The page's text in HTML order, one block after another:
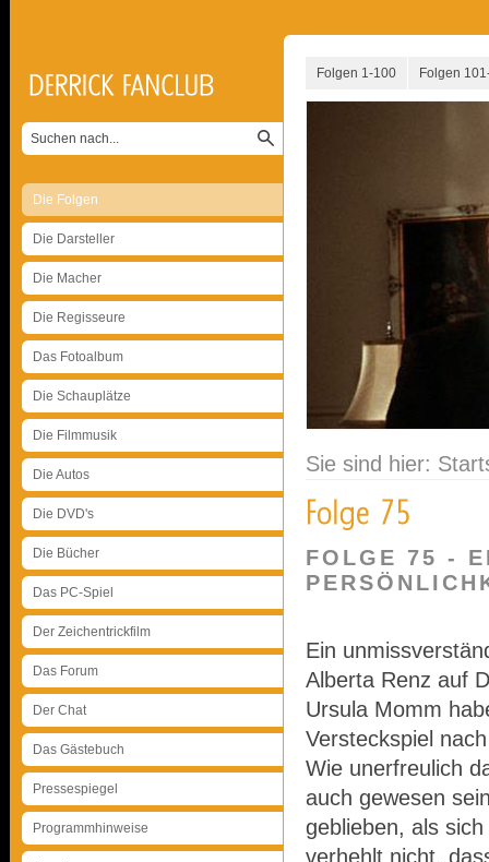
Die Folgen
Die Darsteller
Die Macher
Die Regisseure
Das Fotoalbum
Die Schauplätze
Die Filmmusik
Die Autos
Die DVD's
Die Bücher
Das PC-Spiel
Der Zeichentrickfilm
Das Forum
Der Chat
Das Gästebuch
Pressespiegel
Programmhinweise
Folgen 1-100 Folgen
Sie sind hier:
FOLGE 75 -
Ein
Alberta Renz auf
Ursula Momm
Versteckspiel
Wie unerfreulich
auch gewesen
geblieben, als
verhehlt nicht,